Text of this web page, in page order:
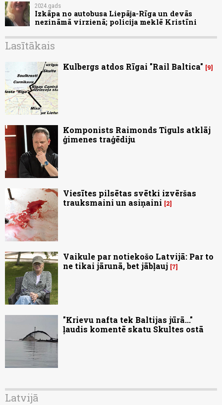
2024.gads
Izkāpa no autobusa Liepāja-Rīga un devās
nezināmā virzienā; policija meklē Kristīni
Lasītākais
Kulbergs atdos Rīgai "Rail Baltica" 9
Komponists Raimonds Tiguls atklāj
ģimenes traģēdiju
Viesītes pilsētas svētki izvēršas
trauksmaini un asiņaini
2
Vaikule par notiekošo Latvijā: Par to
ne tikai jārunā, bet jābļauj 7
"Krievu nafta tek Baltijas jūrā..."
ļaudis komentē skatu Skultes ostā
Latvijā